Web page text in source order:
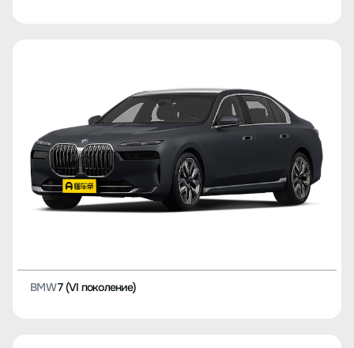
BMW7 (VI поколение)